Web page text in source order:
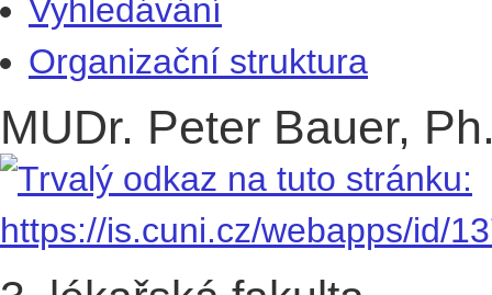
Vyhledávání
Organizační struktura
MUDr. Peter Bauer,